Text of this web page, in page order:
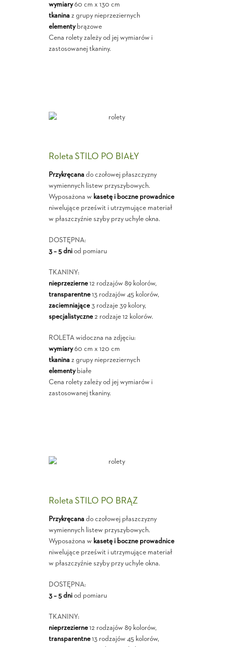
wymiary60 cm x 130 cm
tkaninaz grupy nieprzeziernych
elementybrązowe
Cena rolety zależy od jej wymiarów i
zastosowanej tkaniny.
Roleta STILO PO BIAŁY
Przykręcanado czołowej płaszczyzny
wymiennych listew przyszybowych.
Wyposażona w kasetę i boczne prowadnice
niwelujące prześwit i utrzymujące materiał
w płaszczyźnie szyby przy uchyle okna.
DOSTĘPNA:
3 – 5 dniod pomiaru
TKANINY:
nieprzezierne12 rodzajów 89 kolorów,
transparentne13 rodzajów 45 kolorów,
zaciemniające3 rodzaje 39 kolory,
specjalistyczne2 rodzaje 12 kolorów.
ROLETA widoczna na zdjęciu:
wymiary60 cm x 120 cm
tkaninaz grupy nieprzeziernych
elementybiałe
Cena rolety zależy od jej wymiarów i
zastosowanej tkaniny.
Roleta STILO PO BRĄZ
Przykręcanado czołowej płaszczyzny
wymiennych listew przyszybowych.
Wyposażona w kasetę i boczne prowadnice
niwelujące prześwit i utrzymujące materiał
w płaszczyźnie szyby przy uchyle okna.
DOSTĘPNA:
3 – 5 dniod pomiaru
TKANINY:
nieprzezierne12 rodzajów 89 kolorów,
transparentne13 rodzajów 45 kolorów,